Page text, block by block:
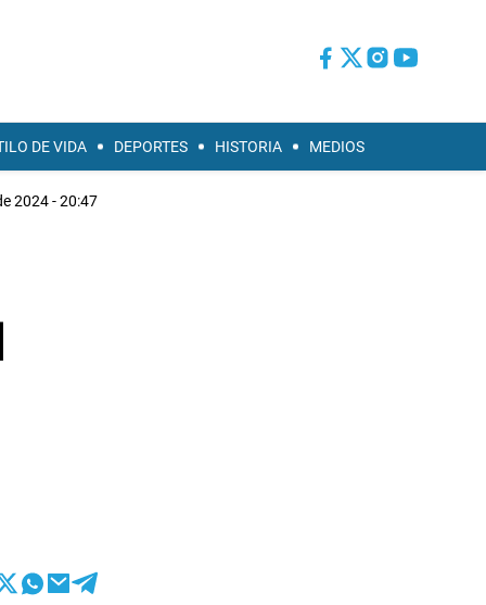
DE VIDA DEPORTES HISTORIA MEDIOS
2024 - 20:47